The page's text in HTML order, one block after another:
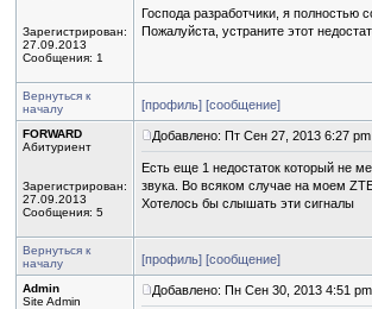
Зарегистрирован:
27.09.2013
Сообщения: 1
Господа разработчики, я полностью
Пожалуйста, устраните этот
Вернуться к
началу
[профиль] [сообщение]
FORWARD
Абитуриент
Зарегистрирован:
27.09.2013
Сообщения: 5
Добавлено: Пт Сен 27, 2013 6:27 pm
Есть еще 1 недостаток который не
звука. Во всяком случае на моем
Хотелось бы слышать эти сигналы
Вернуться к
началу
[профиль] [сообщение]
Admin
Site Admin
Добавлено: Пн Сен 30, 2013 4:51 pm